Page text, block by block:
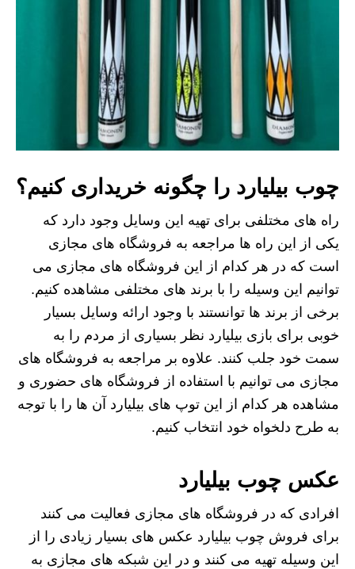
چوب بیلیارد را چگونه خریداری کنیم؟
راه های مختلفی برای تهیه این وسایل وجود دارد که
یکی از این راه ها مراجعه به فروشگاه های مجازی
است که در هر کدام از این فروشگاه های مجازی می
توانیم این وسیله را با برند های مختلفی مشاهده کنیم.
برخی از برند ها توانستند با وجود ارائه وسایل بسیار
خوبی برای بازی بیلیارد نظر بسیاری از مردم را به
سمت خود جلب کنند. علاوه بر مراجعه به فروشگاه های
مجازی می توانیم با استفاده از فروشگاه های حضوری و
مشاهده هر کدام از این توپ های بیلیارد آن ها را با توجه
به طرح دلخواه خود انتخاب کنیم.
عکس چوب بیلیارد
افرادی که در فروشگاه‌ های مجازی فعالیت می‌ کنند
برای فروش چوب بیلیارد عکس های بسیار زیادی را از
این وسیله تهیه می کنند و در این شبکه های مجازی به